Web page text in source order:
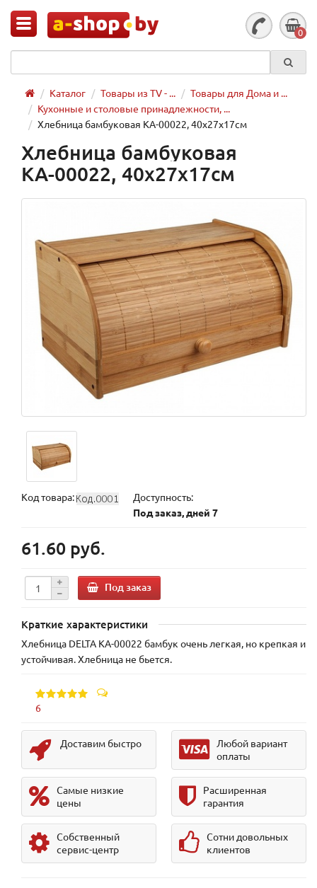
0
Каталог Товары из TV - ...
Товары для Дома и ...
Кухонные и столовые принадлежности, ...
Хлебница бамбуковая КА-00022, 40х27х17см
Хлебница бамбуковая
КА-00022, 40х27х17см
Код товара:
Доступность:
Под заказ, дней 7
61.60 руб.
Под заказ
Краткие характеристики
Хлебница DELTA КА-00022 бамбук очень легкая, но крепкая и
устойчивая. Хлебница не бьется.
6
Доставим быстро
Любой вариант
оплаты
Самые низкие
цены
Расширенная
гарантия
Собственный
сервис-центр
Сотни довольных
клиентов